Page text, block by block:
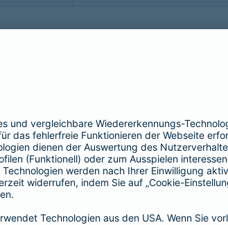
Dr. Andreas Eurich
Frank Lamsfuß
Oliver Schoeller
Alina vom Bruck